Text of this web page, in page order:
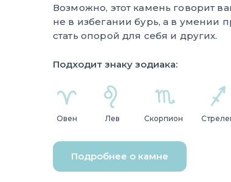
Возможно, этот камень говорит
не в избегании бурь, а в умении
стать опорой для себя и других.
Подходит знаку зодиака:
Овен Лев Скорпион
Подробнее о камне